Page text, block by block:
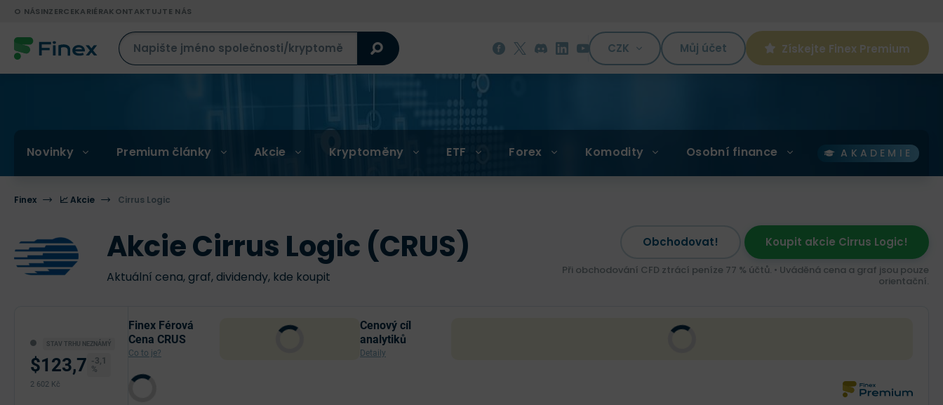
O NÁSINZERCEKARIÉRAKONTAKTUJTE NÁS
CZK Můj účet Získejte Finex Premium
Novinky Premium články Akcie Kryptoměny ETF Forex Komodity Osobní finance AKADEMIE
Finex 📈 Akcie Cirrus Logic
Akcie Cirrus Logic (CRUS)
Aktuální cena, graf, dividendy, kde koupit
Obchodovat! Koupit akcie Cirrus Logic!
Při obchodování CFD ztrácí peníze 77 % účtů. • Uváděná cena a graf jsou pouze
orientační.
STAV TRHU NEZNÁMÝ
$123,7 -3,1
%
2 602 Kč
Finex Férová
Cena CRUS
Co to je?
Cenový cíl
analytiků
Detaily